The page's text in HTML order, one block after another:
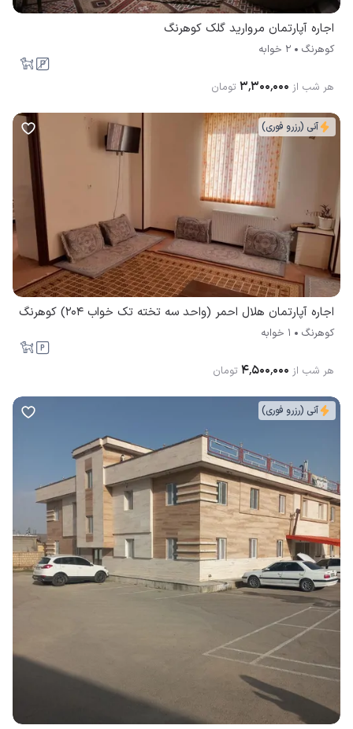
اجاره آپارتمان مروارید گلک کوهرنگ
کوهرنگ 2 خوابه
هر شب از ۳٬۳۰۰٬۰۰۰ تومان
آنی (رزرو فوری)
اجاره آپارتمان هلال احمر (واحد سه تخته تک خواب 204) کوهرنگ
کوهرنگ 1 خوابه
هر شب از ۴٬۵۰۰٬۰۰۰ تومان
آنی (رزرو فوری)